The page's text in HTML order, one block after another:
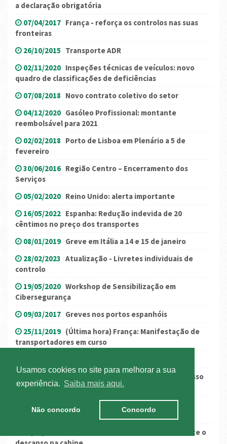
Usamos cookies no site para melhorar a sua
experiência.
Saiba mais aqui.
Não concordo Concordo
a declaração obrigatória
07/04/2017 França - reforça os controlos nas suas
fronteiras
26/10/2015 Transporte ADR
02/11/2020 Inspeções técnicas de veículos: novo
quadro de classificações de deficiências
07/08/2018 Novo contrato coletivo do setor
04/12/2020 Gasóleo Profissional: montante
reembolsável para 2021
02/02/2018 Porto de Lisboa em Plenário a 5 de
fevereiro
30/06/2016 Região Centro – Encerramento dos
Serviços
05/02/2020 Reino Unido: alerta importante
16/05/2022 Espanha: Redução indevida de 20
cêntimos no preço dos transportes
08/01/2019 Greve em Itália a 14 e 15 de janeiro
28/02/2023 Atualização - Livretes individuais de
controlo
19/05/2020 Workshop de Sensibilização em
Cibersegurança
09/03/2017 Greves nos portos espanhóis
25/11/2019 (Última hora) França: Manifestação de
transportadores em curso
ANTRAM e FECTRANS reabrem processo
negocial
Salário mínimo alemão aumenta em
janeiro
UK: Alerta - bebidas alcoólicas durante o